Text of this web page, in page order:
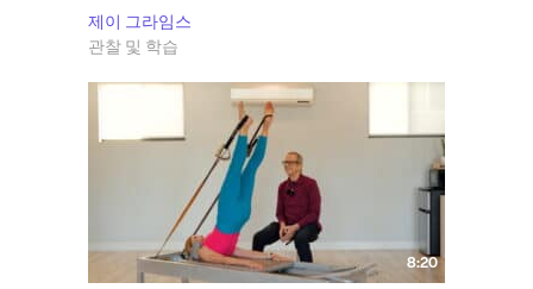
제이 그라임스
관찰 및 학습
8:20